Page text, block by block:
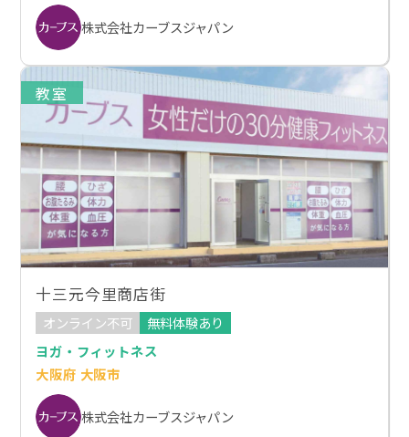
株式会社カーブスジャパン
教室
十三元今里商店街
オンライン不可
無料体験あり
ヨガ・フィットネス
大阪府 大阪市
株式会社カーブスジャパン